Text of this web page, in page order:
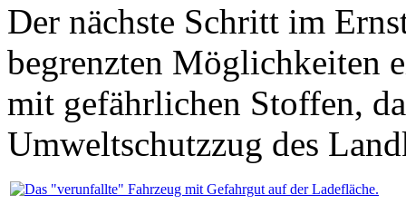
Der nächste Schritt im
begrenzten Möglichkeiten
mit gefährlichen Stoffen,
Umweltschutzzug des